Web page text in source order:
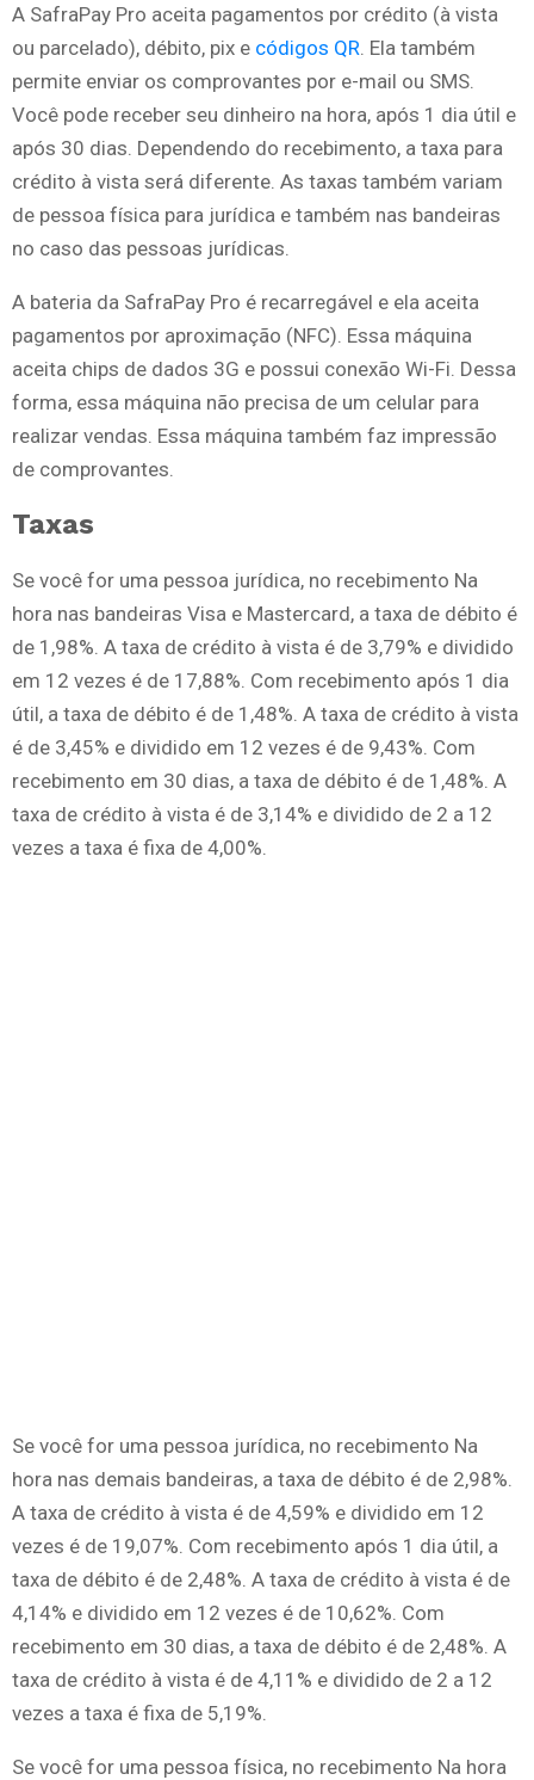
A SafraPay Pro aceita pagamentos por crédito (à vista
ou parcelado), débito, pix e códigos QR . Ela também
permite enviar os comprovantes por e-mail ou SMS.
Você pode receber seu dinheiro na hora, após 1 dia útil e
após 30 dias. Dependendo do recebimento, a taxa para
crédito à vista será diferente. As taxas também variam
de pessoa física para jurídica e também nas bandeiras
no caso das pessoas jurídicas.
A bateria da SafraPay Pro é recarregável e ela aceita
pagamentos por aproximação (NFC). Essa máquina
aceita chips de dados 3G e possui conexão Wi-Fi. Dessa
forma, essa máquina não precisa de um celular para
realizar vendas. Essa máquina também faz impressão
de comprovantes.
Taxas
Se você for uma pessoa jurídica, no recebimento Na
hora nas bandeiras Visa e Mastercard, a taxa de débito é
de 1,98%. A taxa de crédito à vista é de 3,79% e dividido
em 12 vezes é de 17,88%. Com recebimento após 1 dia
útil, a taxa de débito é de 1,48%. A taxa de crédito à vista
é de 3,45% e dividido em 12 vezes é de 9,43%. Com
recebimento em 30 dias, a taxa de débito é de 1,48%. A
taxa de crédito à vista é de 3,14% e dividido de 2 a 12
vezes a taxa é fixa de 4,00%.
Se você for uma pessoa jurídica, no recebimento Na
hora nas demais bandeiras, a taxa de débito é de 2,98%.
A taxa de crédito à vista é de 4,59% e dividido em 12
vezes é de 19,07%. Com recebimento após 1 dia útil, a
taxa de débito é de 2,48%. A taxa de crédito à vista é de
4,14% e dividido em 12 vezes é de 10,62%. Com
recebimento em 30 dias, a taxa de débito é de 2,48%. A
taxa de crédito à vista é de 4,11% e dividido de 2 a 12
vezes a taxa é fixa de 5,19%.
Se você for uma pessoa física, no recebimento Na hora